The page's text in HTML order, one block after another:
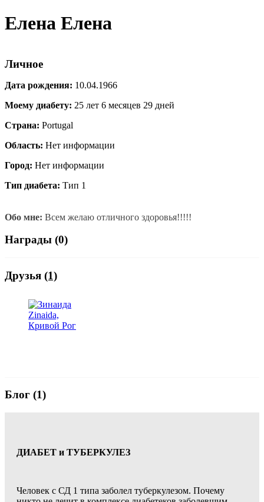
Елена Елена
Личное
Дата рождения: 10.04.1966
Моему диабету: 25 лет 6 месяцев 29 дней
Страна: Portugal
Область: Нет информации
Город: Нет информации
Тип диабета: Тип 1
Обо мне: Всем желаю отличного здоровья!!!!!
Награды (0)
Друзья (1)
Блог (1)
ДИАБЕТ и ТУБЕРКУЛЕЗ
Человек с СД 1 типа заболел туберкулезом. Почему